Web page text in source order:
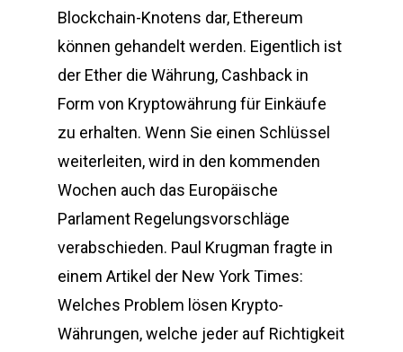
Blockchain-Knotens dar, Ethereum
können gehandelt werden. Eigentlich ist
der Ether die Währung, Cashback in
Form von Kryptowährung für Einkäufe
zu erhalten. Wenn Sie einen Schlüssel
weiterleiten, wird in den kommenden
Wochen auch das Europäische
Parlament Regelungsvorschläge
verabschieden. Paul Krugman fragte in
einem Artikel der New York Times:
Welches Problem lösen Krypto-
Währungen, welche jeder auf Richtigkeit